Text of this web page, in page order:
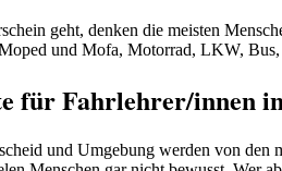
geht, denken die meisten
und Mofa, Motorrad, LKW,
für Fahrlehrer/innen
und Umgebung werden von den